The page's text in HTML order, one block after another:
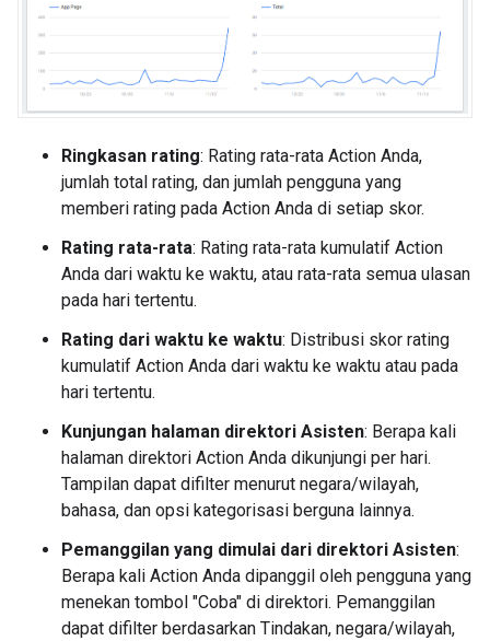
Ringkasan rating: Rating rata-rata Action Anda,
jumlah total rating, dan jumlah pengguna yang
memberi rating pada Action Anda di setiap skor.
Rating rata-rata: Rating rata-rata kumulatif Action
Anda dari waktu ke waktu, atau rata-rata semua ulasan
pada hari tertentu.
Rating dari waktu ke waktu: Distribusi skor rating
kumulatif Action Anda dari waktu ke waktu atau pada
hari tertentu.
Kunjungan halaman direktori Asisten: Berapa kali
halaman direktori Action Anda dikunjungi per hari.
Tampilan dapat difilter menurut negara/wilayah,
bahasa, dan opsi kategorisasi berguna lainnya.
Pemanggilan yang dimulai dari direktori Asisten:
Berapa kali Action Anda dipanggil oleh pengguna yang
menekan tombol "Coba" di direktori. Pemanggilan
dapat difilter berdasarkan Tindakan, negara/wilayah,